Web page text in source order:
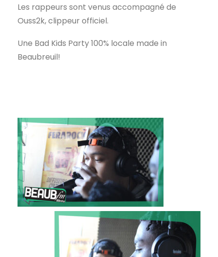
Les rappeurs sont venus accompagné de
Ouss2k, clippeur officiel.
Une Bad Kids Party 100% locale made in
Beaubreuil!